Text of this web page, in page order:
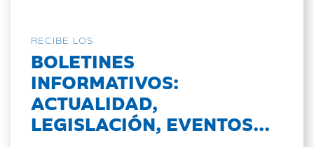
RECIBE LOS
BOLETINES
INFORMATIVOS:
ACTUALIDAD,
LEGISLACIÓN, EVENTOS...